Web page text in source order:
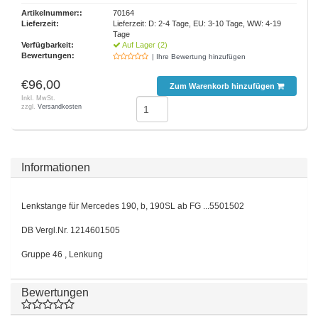
Artikelnummer::
70164
Lieferzeit:
Lieferzeit: D: 2-4 Tage, EU: 3-10 Tage, WW: 4-19
Tage
Verfügbarkeit:
Auf Lager (2)
Bewertungen:
| Ihre Bewertung hinzufügen
€96,00
Inkl. MwSt.
zzgl. Versandkosten
Zum Warenkorb hinzufügen
Informationen
Lenkstange für Mercedes 190, b, 190SL ab FG ...5501502
DB Vergl.Nr. 1214601505
Gruppe 46 , Lenkung
Bewertungen